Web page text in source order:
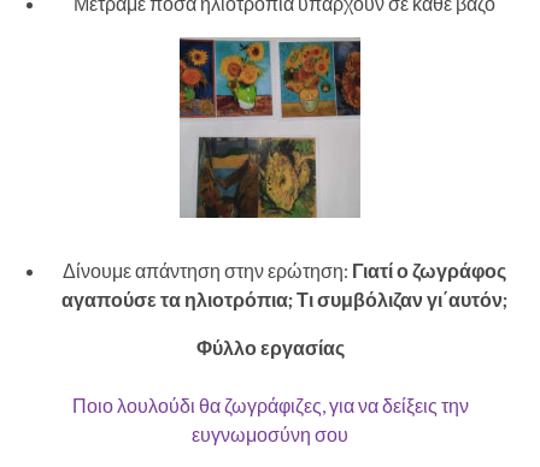
Δίνουμε απάντηση στην ερώτηση: Γιατί ο ζωγράφος
αγαπούσε τα ηλιοτρόπια; Τι συμβόλιζαν γι΄αυτόν;
Φύλλο εργασίας
Ποιο λουλούδι θα ζωγράφιζες, για να δείξεις την
ευγνωμοσύνη σου